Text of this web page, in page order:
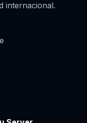
internacional.